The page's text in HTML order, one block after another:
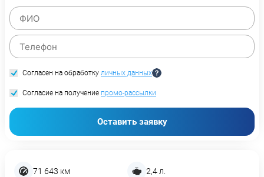
71 643 км 2,4 л.
Согласен на обработку личных данных
Согласие на получение промо-рассылки
Оставить заявку